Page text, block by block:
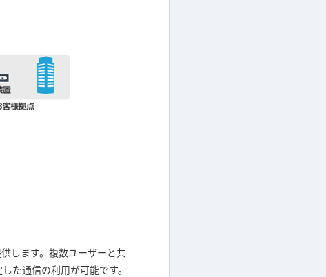
します。複数ユーザーと共
た通信の利用が可能です。